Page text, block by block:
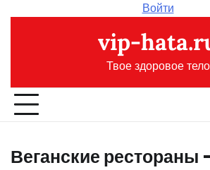
Войти
vip-
Твое здоровое тело
Веганские